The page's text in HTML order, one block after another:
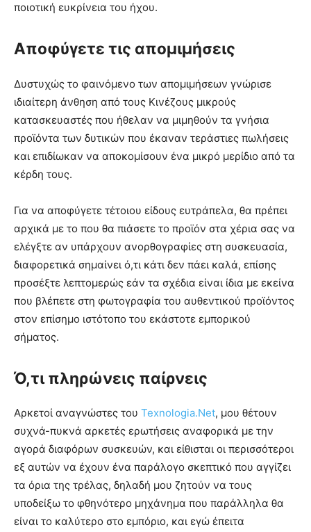
ποιοτική ευκρίνεια του ήχου.
Αποφύγετε τις απομιμήσεις
Δυστυχώς το φαινόμενο των απομιμήσεων γνώρισε
ιδιαίτερη άνθηση από τους Κινέζους μικρούς
κατασκευαστές που ήθελαν να μιμηθούν τα γνήσια
προϊόντα των δυτικών που έκαναν τεράστιες πωλήσεις
και επιδίωκαν να αποκομίσουν ένα μικρό μερίδιο από τα
κέρδη τους.
Για να αποφύγετε τέτοιου είδους ευτράπελα, θα πρέπει
αρχικά με το που θα πιάσετε το προϊόν στα χέρια σας να
ελέγξτε αν υπάρχουν ανορθογραφίες στη συσκευασία,
διαφορετικά σημαίνει ό,τι κάτι δεν πάει καλά, επίσης
προσέξτε λεπτομερώς εάν τα σχέδια είναι ίδια με εκείνα
που βλέπετε στη φωτογραφία του αυθεντικού προϊόντος
στον επίσημο ιστότοπο του εκάστοτε εμπορικού
σήματος.
Ό,τι πληρώνεις παίρνεις
Αρκετοί αναγνώστες του Texnologia.Net, μου θέτουν
συχνά-πυκνά αρκετές ερωτήσεις αναφορικά με την
αγορά διαφόρων συσκευών, και είθισται οι περισσότεροι
εξ αυτών να έχουν ένα παράλογο σκεπτικό που αγγίζει
τα όρια της τρέλας, δηλαδή μου ζητούν να τους
υποδείξω το φθηνότερο μηχάνημα που παράλληλα θα
είναι το καλύτερο στο εμπόριο, και εγώ έπειτα